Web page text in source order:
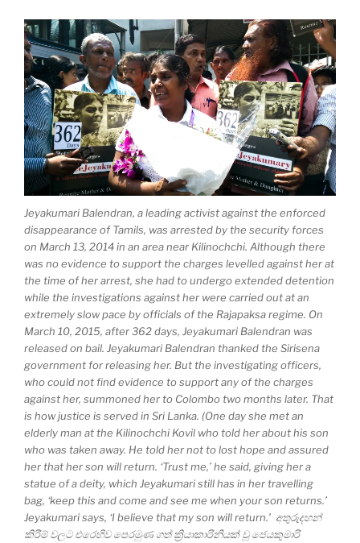
Jeyakumari Balendran, a leading activist against the enforced
disappearance of Tamils, was arrested by the security forces
on March 13, 2014 in an area near Kilinochchi. Although there
was no evidence to support the charges levelled against her at
the time of her arrest, she had to undergo extended detention
while the investigations against her were carried out at an
extremely slow pace by officials of the Rajapaksa regime. On
March 10, 2015, after 362 days, Jeyakumari Balendran was
released on bail. Jeyakumari Balendran thanked the Sirisena
government for releasing her. But the investigating officers,
who could not find evidence to support any of the charges
against her, summoned her to Colombo two months later. That
is how justice is served in Sri Lanka. (One day she met an
elderly man at the Kilinochchi Kovil who told her about his son
who was taken away. He told her not to lost hope and assured
her that her son will return. ‘Trust me,’ he said, giving her a
statue of a deity, which Jeyakumari still has in her travelling
bag, ‘keep this and come and see me when your son returns.’
Jeyakumari says, ‘I believe that my son will return.’ අතුරුදහන්
කිරීම් වලට එරෙහිව පෙරමුණ ගත් ක්‍රියාකාරිනියක් වූ ජෙයකුමාරි